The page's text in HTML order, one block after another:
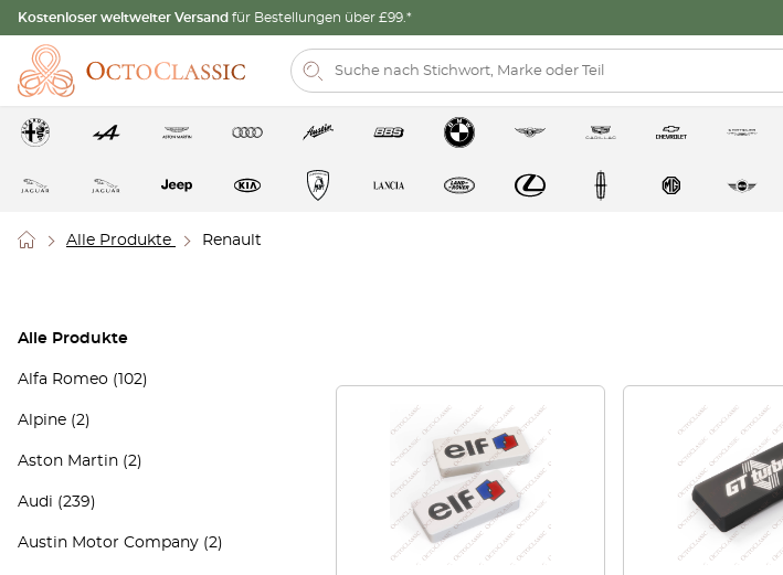
Kostenloser weltweiter Versand für Bestellungen über £99.*
Alle Produkte Renault
Alle Produkte
Alfa Romeo (102)
Alpine (2)
Aston Martin (2)
Audi (239)
Austin Motor Company (2)